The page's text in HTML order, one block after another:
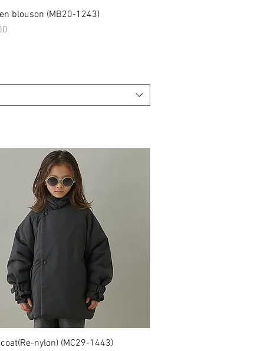
クイックビュー
blouson (MB20-1243)
クイックビュー
nylon) (MC29-1443)